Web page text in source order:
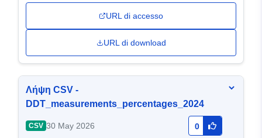
URL di accesso
URL di download
Λήψη CSV -
DDT_measurements_percentages_2024
CSV 30 May 2026 0